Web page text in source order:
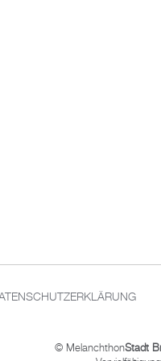
© MelanchthonStadt